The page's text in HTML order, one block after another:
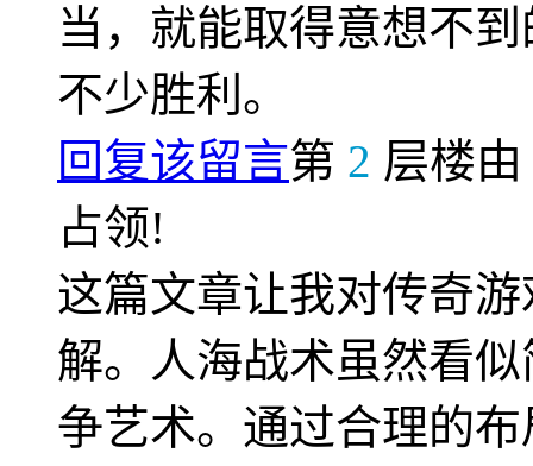
当，就能取得意想不
不少胜利。
回复该留言第 2 层楼由
占领!
这篇文章让我对传奇
解。人海战术虽然看
争艺术。通过合理的